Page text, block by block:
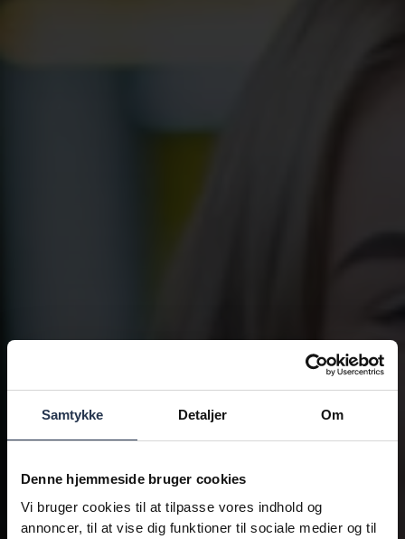
Samtykke Detaljer Om
Denne hjemmeside bruger cookies
Vi bruger cookies til at tilpasse vores indhold og
annoncer, til at vise dig funktioner til sociale medier og til